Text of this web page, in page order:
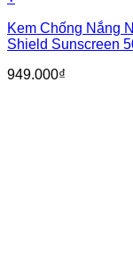
Kem Chống Nắng
Shield Sunscreen
949.000₫